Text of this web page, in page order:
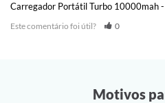
Carregador Portátil Turbo 10000mah
Este comentário foi útil? 0
Motivos